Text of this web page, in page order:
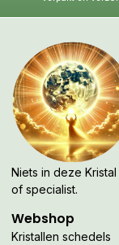
Niets in deze
of specialist.
Webshop
Kristallen schedels